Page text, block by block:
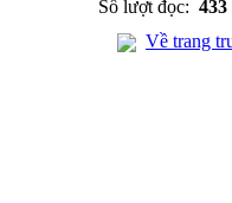
Số lượt đọc: 433
Về trang